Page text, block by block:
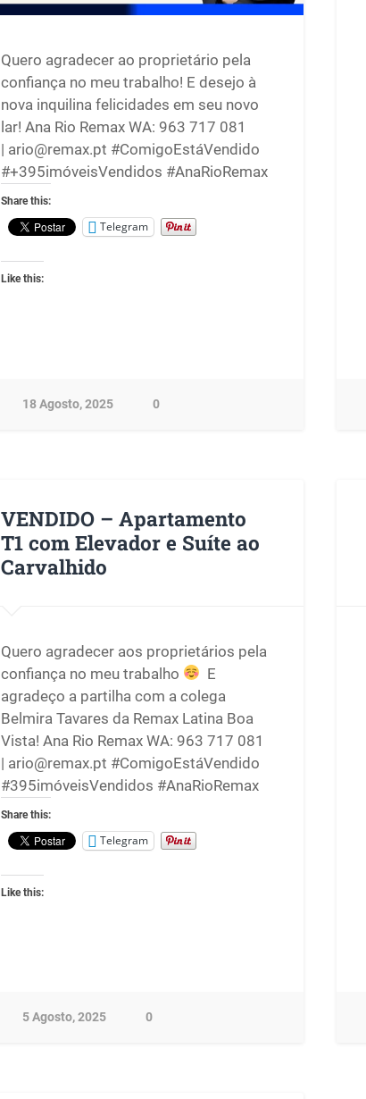
Quero agradecer ao proprietário pela
confiança no meu trabalho! E desejo à
nova inquilina felicidades em seu novo
lar! Ana Rio Remax WA: 963 717 081
| ario@remax.pt #ComigoEstáVendido
#+395imóveisVendidos #AnaRioRemax
Share this:
Telegram
Like this:
18 Agosto, 2025 0
VENDIDO – Apartamento
T1 com Elevador e Suíte ao
Carvalhido
Quero agradecer aos proprietários pela
confiança no meu trabalho
E
agradeço a partilha com a colega
Belmira Tavares da Remax Latina Boa
Vista! Ana Rio Remax WA: 963 717 081
| ario@remax.pt #ComigoEstáVendido
#395imóveisVendidos #AnaRioRemax
Share this:
Telegram
Like this:
5 Agosto, 2025 0